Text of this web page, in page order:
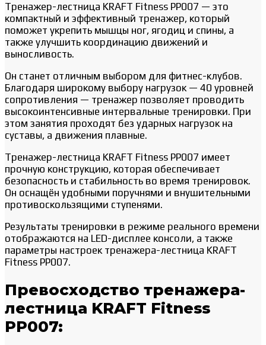
Тренажер-лестница KRAFT Fitness PP007 — это
компактный и эффективный тренажер, который
поможет укрепить мышцы ног, ягодиц и спины, а
также улучшить координацию движений и
выносливость.
Он станет отличным выбором для фитнес-клубов.
Благодаря широкому выбору нагрузок — 40 уровней
сопротивления — тренажер позволяет проводить
высокоинтенсивные интервальные тренировки. При
этом занятия проходят без ударных нагрузок на
суставы, а движения плавные.
Тренажер-лестница KRAFT Fitness PP007 имеет
прочную конструкцию, которая обеспечивает
безопасность и стабильность во время тренировок.
Он оснащён удобными поручнями и внушительными
противоскользящими ступенями.
Результаты тренировки в режиме реального времени
отображаются на LED-дисплее консоли, а также
параметры настроек тренажера-лестница KRAFT
Fitness PP007.
Превосходство тренажера-
лестница KRAFT Fitness
PP007: